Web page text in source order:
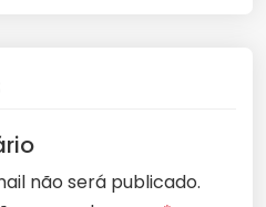
não será publicado.